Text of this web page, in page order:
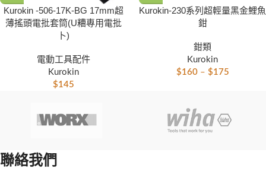
Kurokin -506-17K-BG 17mm超
薄搖頭電批套筒(U糟專用電批
卜)
電動工具配件
Kurokin
$145
Kurokin-230系列超輕量黑金鯉魚
鉗
鉗類
Kurokin
$160 – $175
聯絡我們